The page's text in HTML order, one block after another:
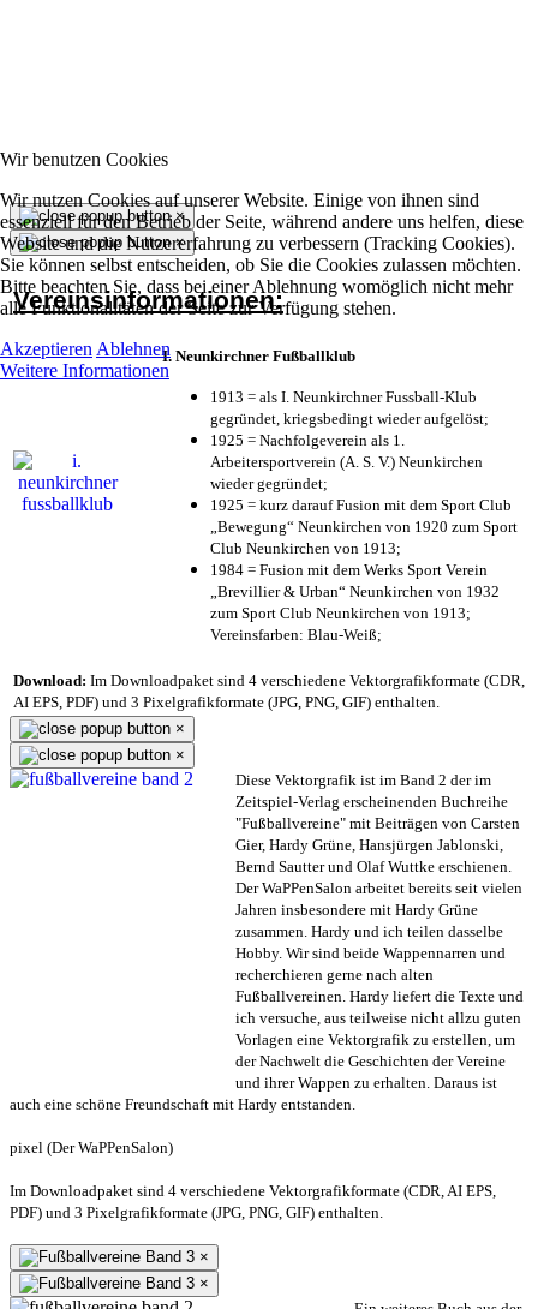
Wir benutzen Cookies
Wir nutzen Cookies auf unserer Website. Einige von ihnen sind
essenziell für den Betrieb der Seite, während andere uns helfen, diese
Website und die Nutzererfahrung zu verbessern (Tracking Cookies).
Sie können selbst entscheiden, ob Sie die Cookies zulassen möchten.
Bitte beachten Sie, dass bei einer Ablehnung womöglich nicht mehr
alle Funktionalitäten der Seite zur Verfügung stehen.
Akzeptieren Ablehnen
Weitere Informationen
×
×
Vereinsinformationen:
I. Neunkirchner Fußballklub
1913 = als I. Neunkirchner Fussball-Klub
gegründet, kriegsbedingt wieder aufgelöst;
1925 = Nachfolgeverein als 1.
Arbeitersportverein (A. S. V.) Neunkirchen
wieder gegründet;
1925 = kurz darauf Fusion mit dem Sport Club
„Bewegung“ Neunkirchen von 1920 zum Sport
Club Neunkirchen von 1913;
1984 = Fusion mit dem Werks Sport Verein
„Brevillier & Urban“ Neunkirchen von 1932
zum Sport Club Neunkirchen von 1913;
Vereinsfarben: Blau-Weiß;
Download: Im Downloadpaket sind 4 verschiedene Vektorgrafikformate (CDR,
AI EPS, PDF) und 3 Pixelgrafikformate (JPG, PNG, GIF) enthalten.
×
×
Diese Vektorgrafik ist im Band 2 der im
Zeitspiel-Verlag erscheinenden Buchreihe
"Fußballvereine" mit Beiträgen von Carsten
Gier, Hardy Grüne, Hansjürgen Jablonski,
Bernd Sautter und Olaf Wuttke erschienen.
Der WaPPenSalon arbeitet bereits seit vielen
Jahren insbesondere mit Hardy Grüne
zusammen. Hardy und ich teilen dasselbe
Hobby. Wir sind beide Wappennarren und
recherchieren gerne nach alten
Fußballvereinen. Hardy liefert die Texte und
ich versuche, aus teilweise nicht allzu guten
Vorlagen eine Vektorgrafik zu erstellen, um
der Nachwelt die Geschichten der Vereine
und ihrer Wappen zu erhalten. Daraus ist
auch eine schöne Freundschaft mit Hardy entstanden.
pixel (Der WaPPenSalon)
Im Downloadpaket sind 4 verschiedene Vektorgrafikformate (CDR, AI EPS,
PDF) und 3 Pixelgrafikformate (JPG, PNG, GIF) enthalten.
×
×